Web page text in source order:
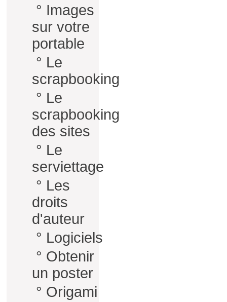
° Images
sur votre
portable
° Le
scrapbooking
° Le
scrapbooking
des sites
° Le
serviettage
° Les
droits
d'auteur
° Logiciels
° Obtenir
un poster
° Origami